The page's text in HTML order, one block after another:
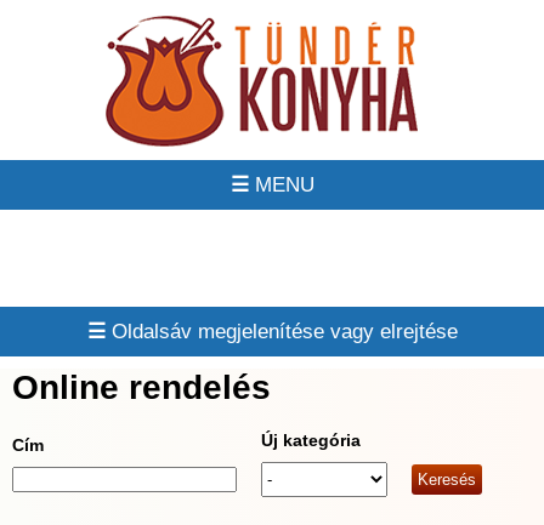
☰
☰
Online rendelés
Cím Új kategória